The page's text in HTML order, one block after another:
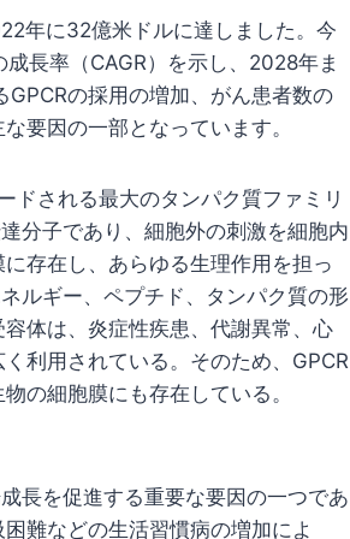
年に32億米ドルに達しました。今
長率（CAGR）を示し、2028年ま
の採用の増加、がん患者数の
要因の一部となっています。
ドされる最大のタンパク質ファミリ
分子であり、細胞外の刺激を細胞内
存在し、あらゆる生理作用を担っ
ルギー、ペプチド、タンパク質の形
体は、炎症性疾患、代謝異常、心
利用されている。そのため、GPCR
の細胞膜にも存在している。
長を促進する重要な要因の一つであ
難などの生活習慣病の増加によ